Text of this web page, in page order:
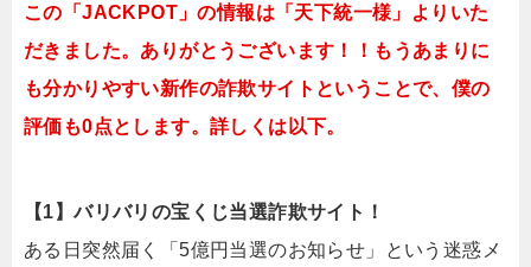
この「JACKPOT」の情報は「天下統一様」よりいた
だきました。ありがとうございます！！もうあまりに
も分かりやすい新作の詐欺サイトということで、僕の
評価も0点とします。詳しくは以下。
【1】バリバリの宝くじ当選詐欺サイト！
ある日突然届く「5億円当選のお知らせ」という迷惑メ